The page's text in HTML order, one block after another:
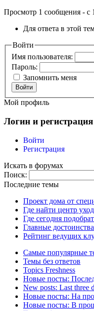
Просмотр 1 сообщения - с
Для ответа в этой
Войти
Имя пользователя:
Пароль:
Запомнить меня
Войти
Мой профиль
Логин и регистрация
Войти
Регистрация
Искать в форумах
Поиск:
Последние темы
Проект дома от
Где найти центр
Где сегодня
Главные
Рейтинг ведущих
Самые популярные
Темы без ответов
Topics Freshness
Новые посты:
New posts: Last three
Новые посты: На
Новые посты: В